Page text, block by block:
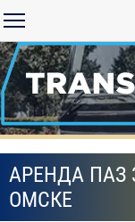
АРЕНДА ПАЗ
ОМСКЕ